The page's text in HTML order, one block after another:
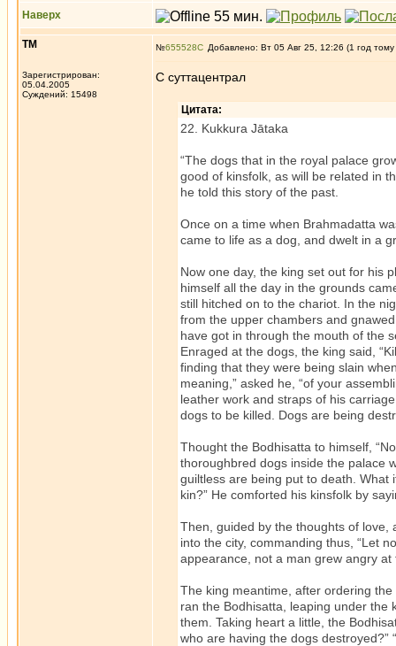
Наверх
ТМ
Зарегистрирован:
05.04.2005
Суждений: 15498
№655528 Добавлено: Вт 05 Авг 25, 12:26 (1 год тому
С суттацентрал
Цитата:
22. Kukkura Jātaka
“The dogs that in the royal palace
good of kinsfolk, as will be related in
he told this story of the past.
Once on a time when Brahmadatta
came to life as a dog, and dwelt in a
Now one day, the king set out for his
himself all the day in the grounds
still hitched on to the chariot. In the
from the upper chambers and
have got in through the mouth of the
Enraged at the dogs, the king said,
finding that they were being slain
meaning,” asked he, “of your
leather work and straps of his
dogs to be killed. Dogs are being
Thought the Bodhisatta to himself,
thoroughbred dogs inside the palace
guiltless are being put to death. What
kin?” He comforted his kinsfolk by
Then, guided by the thoughts of love,
into the city, commanding thus, “Let
appearance, not a man grew angry at
The king meantime, after ordering
ran the Bodhisatta, leaping under the
them. Taking heart a little, the
who are having the dogs destroyed?”